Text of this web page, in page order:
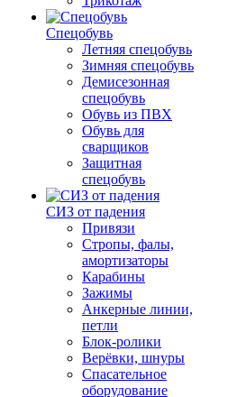
Спецобувь
Летняя спецобувь
Зимняя спецобувь
Демисезонная
спецобувь
Обувь из ПВХ
Обувь для
сварщиков
Защитная
спецобувь
СИЗ от падения
Привязи
Стропы, фалы,
амортизаторы
Карабины
Зажимы
Анкерные линии,
петли
Блок-ролики
Верёвки, шнуры
Спасательное
оборудование